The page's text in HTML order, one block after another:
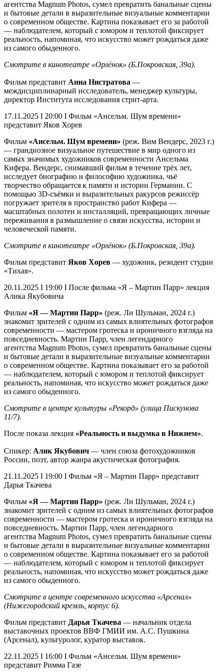
агентства Magnum Photos, сумел превратить банальные сцены
и бытовые детали в выразительные визуальные комментарии
о современном обществе. Картина показывает его за работой
— наблюдателем, который с юмором и теплотой фиксирует
реальность, напоминая, что искусство может рождаться даже
из самого обыденного.
Смотрите в кинотеатре «Орлёнок» (Б.Покровская, 39а).
Фильм представит Анна Нистратова —
междисциплинарный исследователь, менеджер культуры,
директор Института исследования стрит-арта.
17.11.2025 I 20:00 I Фильм «Ансельм. Шум времени»
представит Яков Хорев
Фильм «Ансельм. Шум времени» (реж. Вим Вендерс, 2023 г.)
— грандиозное визуальное путешествие в мир одного из
самых значимых художников современности Ансельма
Кифера. Вендерс, снимавший фильм в течение трёх лет,
исследует биографию и философию художника, чьё
творчество обращается к памяти и истории Германии. С
помощью 3D-съёмки и выразительных ракурсов режиссёр
погружает зрителя в пространство работ Кифера —
масштабных полотен и инсталляций, превращающих личные
переживания в размышление о связи искусства, истории и
человеческой памяти.
Смотрите в кинотеатре «Орлёнок» (Б.Покровская, 39а).
Фильм представит Яков Хорев — художник, резидент студии
«Тихая».
20.11.2025 I 19:00 I После фильма «Я – Мартин Парр» лекция
Алика Якубовича
Фильм «Я — Мартин Парр» (реж. Ли Шульман, 2024 г.)
знакомит зрителей с одним из самых влиятельных фотографов
современности — мастером гротеска и ироничного взгляда на
повседневность. Мартин Парр, член легендарного
агентства Magnum Photos, сумел превратить банальные сцены
и бытовые детали в выразительные визуальные комментарии
о современном обществе. Картина показывает его за работой
— наблюдателем, который с юмором и теплотой фиксирует
реальность, напоминая, что искусство может рождаться даже
из самого обыденного.
Смотрите в центре культуры «Рекорд» (улица Пискунова
11/7).
После показа лекция «Реальность и выдумка в Нижнем».
Спикер: Алик Якубович — член союза фотохудожников
России, поэт, автор жанра акустическая фотография.
21.11.2025 I 19:00 I Фильм «Я – Мартин Парр» представит
Дарья Ткачева
Фильм «Я — Мартин Парр» (реж. Ли Шульман, 2024 г.)
знакомит зрителей с одним из самых влиятельных фотографов
современности — мастером гротеска и ироничного взгляда на
повседневность. Мартин Парр, член легендарного
агентства Magnum Photos, сумел превратить банальные сцены
и бытовые детали в выразительные визуальные комментарии
о современном обществе. Картина показывает его за работой
— наблюдателем, который с юмором и теплотой фиксирует
реальность, напоминая, что искусство может рождаться даже
из самого обыденного.
Смотрите в центре современного искусства «Арсенал»
(Нижегородский кремль, корпус 6).
Фильм представит Дарья Ткачева — начальник отдела
выставочных проектов ВВФ ГМИИ им. А.С. Пушкина
(Арсенал), культуролог, куратор выставок.
22.11.2025 I 16:00 I Фильм «Ансельм. Шум времени»
представит Римма Газе